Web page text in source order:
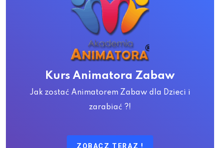
Kurs Animatora Zabaw
Jak zostać Animatorem Zabaw dla Dzieci i
zarabiać ?!
ZOBACZ TERAZ !